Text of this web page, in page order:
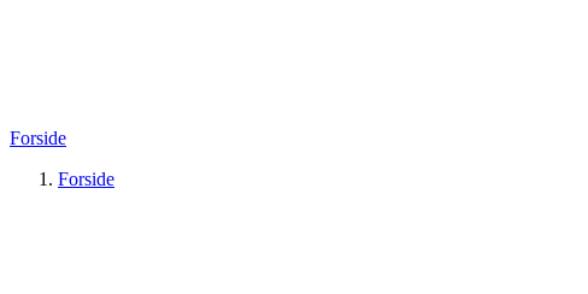
Forside
Forside